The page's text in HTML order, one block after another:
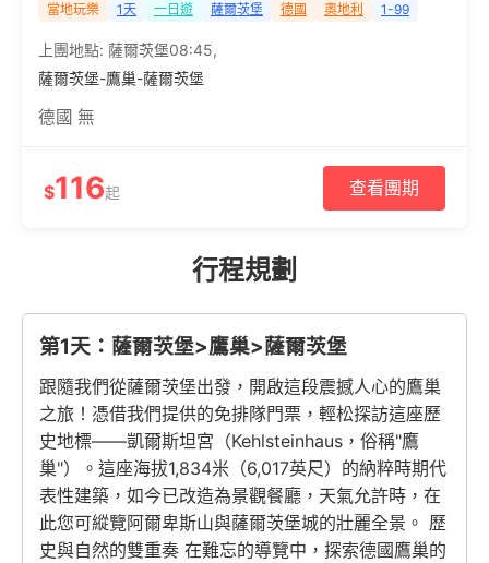
當地玩樂 1天 一日遊 薩爾茨堡 德國 奧地利 1-99
上團地點: 薩爾茨堡08:45,
薩爾茨堡-鷹巢-薩爾茨堡
德國 無
$116起 查看團期
行程規劃
第1天：薩爾茨堡>鷹巢>薩爾茨堡
跟隨我們從薩爾茨堡出發，開啟這段震撼人心的鷹巢
之旅！憑借我們提供的免排隊門票，輕松探訪這座歷
史地標——凱爾斯坦宮（Kehlsteinhaus，俗稱"鷹
巢"）。這座海拔1,834米（6,017英尺）的納粹時期代
表性建築，如今已改造為景觀餐廳，天氣允許時，在
此您可縱覽阿爾卑斯山與薩爾茨堡城的壯麗全景。 歷
史與自然的雙重奏 在難忘的導覽中，探索德國鷹巢的